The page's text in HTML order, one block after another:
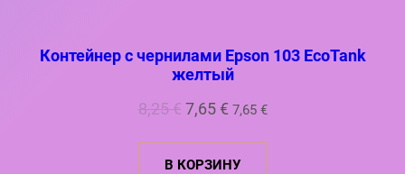
Контейнер с чернилами Epson 103 EcoTank
желтый
8,25€ Первоначальная
составляла
7,65€Текущая
7,65 €.
7,65 €
В КОРЗИНУ